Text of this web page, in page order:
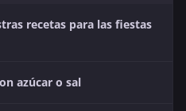
recetas para las fiestas
azúcar o sal